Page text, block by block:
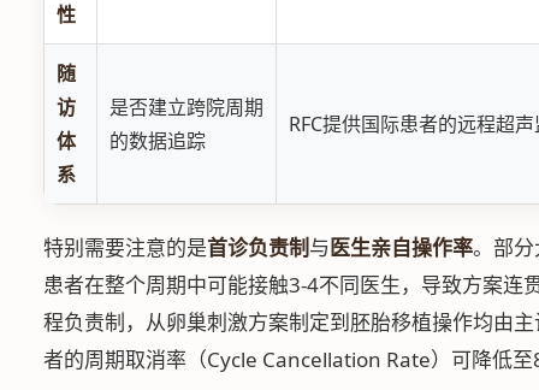
性
随
访
体
系
是否建立跨院周期
的数据追踪
RFC提供国际患者的远程超
特别需要注意的是首诊负责制与医生亲自操作率。部
患者在整个周期中可能接触3-4不同医生，导致方案连
程负责制，从卵巢刺激方案制定到胚胎移植操作均由
者的周期取消率（Cycle Cancellation Rate）可降低至